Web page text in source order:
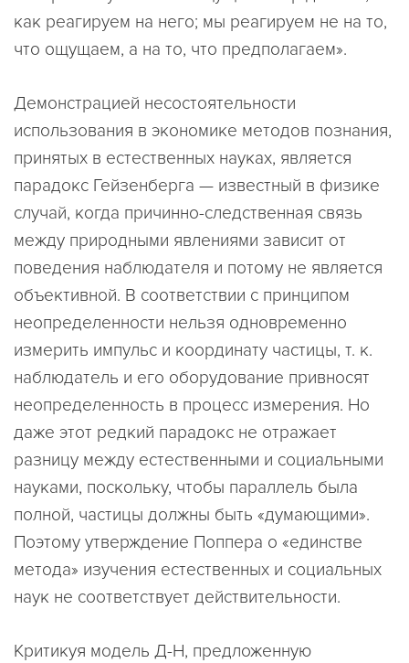
как реагируем на него; мы реагируем не на то,
что ощущаем, а на то, что предполагаем».
Демонстрацией несостоятельности
использования в экономике методов познания,
принятых в естественных науках, является
парадокс Гейзенберга — известный в физике
случай, когда причинно-следственная связь
между природными явлениями зависит от
поведения наблюдателя и потому не является
объективной. В соответствии с принципом
неопределенности нельзя одновременно
измерить импульс и координату частицы, т. к.
наблюдатель и его оборудование привносят
неопределенность в процесс измерения. Но
даже этот редкий парадокс не отражает
разницу между естественными и социальными
науками, поскольку, чтобы параллель была
полной, частицы должны быть «думающими».
Поэтому утверждение Поппера о «единстве
метода» изучения естественных и социальных
наук не соответствует действительности.
Критикуя модель Д-Н, предложенную